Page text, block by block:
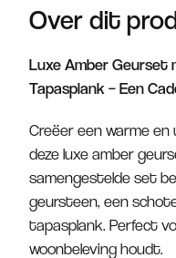
Over dit
Luxe Amber Geurset
Tapasplank – Een
Creëer een warme
deze luxe amber
samengestelde set
geursteen, een
tapasplank. Perfect
woonbeleving houdt.